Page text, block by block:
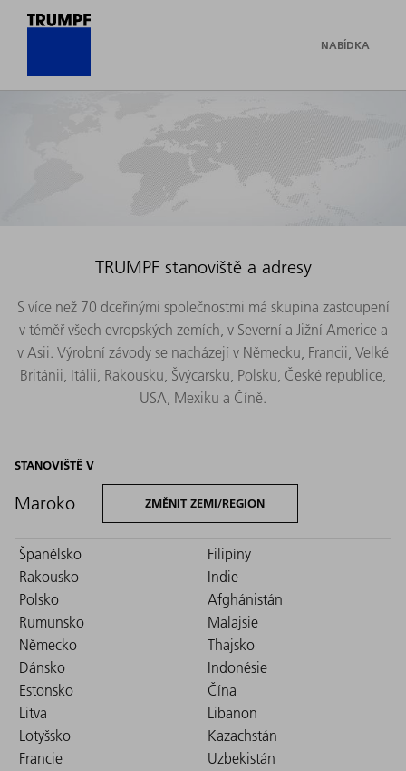
NABÍDKA
TRUMPF stanoviště a adresy
S více než 70 dceřinými společnostmi má skupina zastoupení
v téměř všech evropských zemích, v Severní a Jižní Americe a
v Asii. Výrobní závody se nacházejí v Německu, Francii, Velké
Británii, Itálii, Rakousku, Švýcarsku, Polsku, České republice,
USA, Mexiku a Číně.
STANOVIŠTĚ V
Maroko ZMĚNIT ZEMI/REGION
Španělsko
Rakousko
Polsko
Rumunsko
Německo
Dánsko
Estonsko
Litva
Lotyšsko
Francie
Filipíny
Indie
Afghánistán
Malajsie
Thajsko
Indonésie
Čína
Libanon
Kazachstán
Uzbekistán